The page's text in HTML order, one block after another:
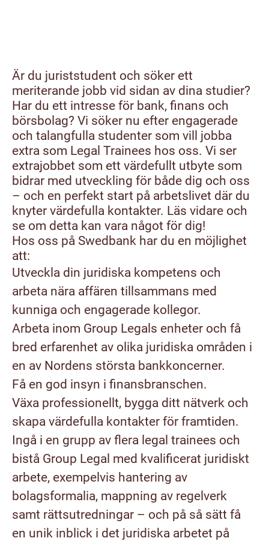
Är du juriststudent och söker ett
meriterande jobb vid sidan av dina studier?
Har du ett intresse för bank, finans och
börsbolag? Vi söker nu efter engagerade
och talangfulla studenter som vill jobba
extra som Legal Trainees hos oss. Vi ser
extrajobbet som ett värdefullt utbyte som
bidrar med utveckling för både dig och oss
– och en perfekt start på arbetslivet där du
knyter värdefulla kontakter. Läs vidare och
se om detta kan vara något för dig!
Hos oss på Swedbank har du en möjlighet
att:
Utveckla din juridiska kompetens och
arbeta nära affären tillsammans med
kunniga och engagerade kollegor.
Arbeta inom Group Legals enheter och få
bred erfarenhet av olika juridiska områden i
en av Nordens största bankkoncerner.
Få en god insyn i finansbranschen.
Växa professionellt, bygga ditt nätverk och
skapa värdefulla kontakter för framtiden.
Ingå i en grupp av flera legal trainees och
bistå Group Legal med kvalificerat juridiskt
arbete, exempelvis hantering av
bolagsformalia, mappning av regelverk
samt rättsutredningar – och på så sätt få
en unik inblick i det juridiska arbetet på